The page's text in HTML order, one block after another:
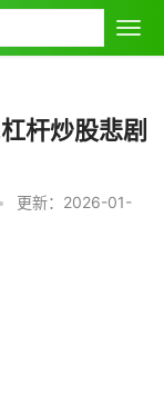
杆炒股悲剧
•
更新：2026-01-